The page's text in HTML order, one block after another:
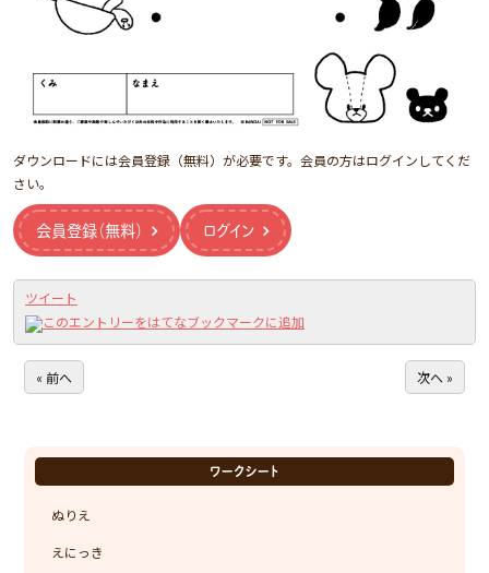
ダウンロードには会員登録（無料）が必要です。会員の方はログインしてくだ
さい。
会員登録（無料） ログイン
ツイート
« 前へ 次へ »
ワークシート
ぬりえ
えにっき